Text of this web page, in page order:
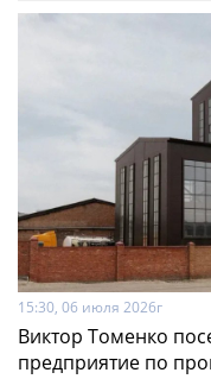
15:30, 06 июля 2026г
Виктор Томенко
предприятие по